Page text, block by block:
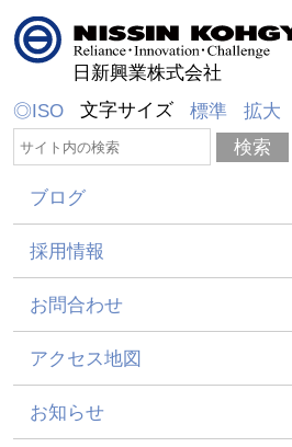
日新興業株式会社
◎ISO
文字サイズ 標準 拡大
ブログ
採用情報
お問合わせ
アクセス地図
お知らせ